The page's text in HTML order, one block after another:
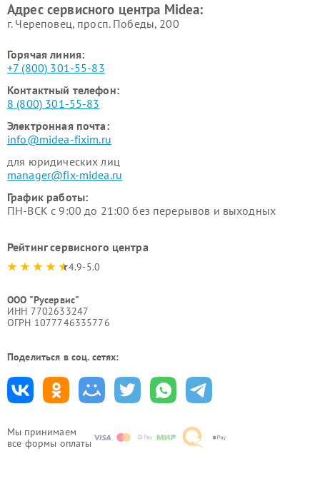
Мы принимаем
все формы оплаты
Midea
Адрес сервисного центра Midea:
г. Череповец, просп. Победы, 200
Горячая линия:
+7 (800) 301-55-83
Контактный телефон:
8 (800) 301-55-83
Электронная почта:
info@midea-fixim.ru
для юридических лиц
manager@fix-midea.ru
График работы:
ПН-ВСК с 9:00 до 21:00 без перерывов и выходных
Рейтинг сервисного центра
4.9-5.0
ООО "Русервис"
ИНН 7702633247
ОГРН 1077746335776
Поделиться в соц. сетях: